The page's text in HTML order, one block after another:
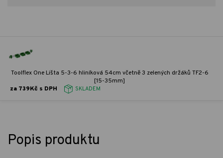
Toolflex One Lišta 5-3-6 hliníková 54cm včetně 3 zelených držáků TF2-6
[15-35mm]
za 739Kč s DPH
SKLADEM
Popis produktu